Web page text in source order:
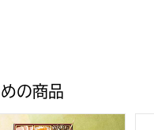
の商品
饗宴」(きょうえん)【4
プバリュ 和風三段重「